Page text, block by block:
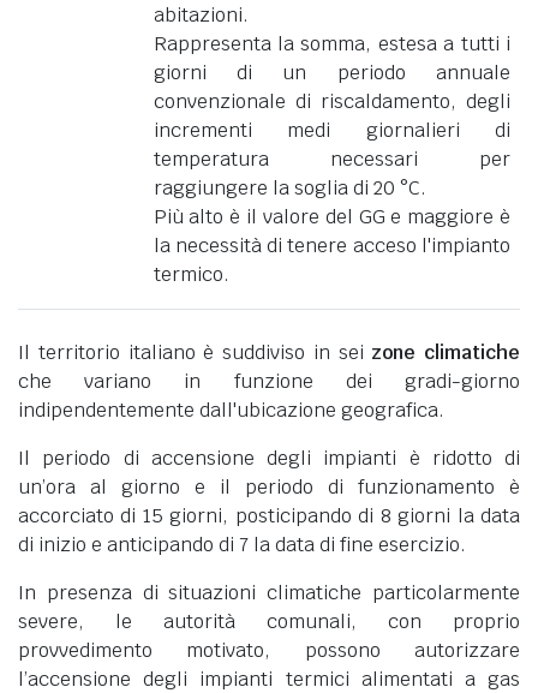
abitazioni.
Rappresenta la somma, estesa a tutti i
giorni di un periodo annuale
convenzionale di riscaldamento, degli
incrementi medi giornalieri di
temperatura necessari per
raggiungere la soglia di 20 °C.
Più alto è il valore del GG e maggiore è
la necessità di tenere acceso l'impianto
termico.
Il territorio italiano è suddiviso in sei zone climatiche
che variano in funzione dei gradi-giorno
indipendentemente dall'ubicazione geografica.
Il periodo di accensione degli impianti è ridotto di
un’ora al giorno e il periodo di funzionamento è
accorciato di 15 giorni, posticipando di 8 giorni la data
di inizio e anticipando di 7 la data di fine esercizio.
In presenza di situazioni climatiche particolarmente
severe, le autorità comunali, con proprio
provvedimento motivato, possono autorizzare
l’accensione degli impianti termici alimentati a gas